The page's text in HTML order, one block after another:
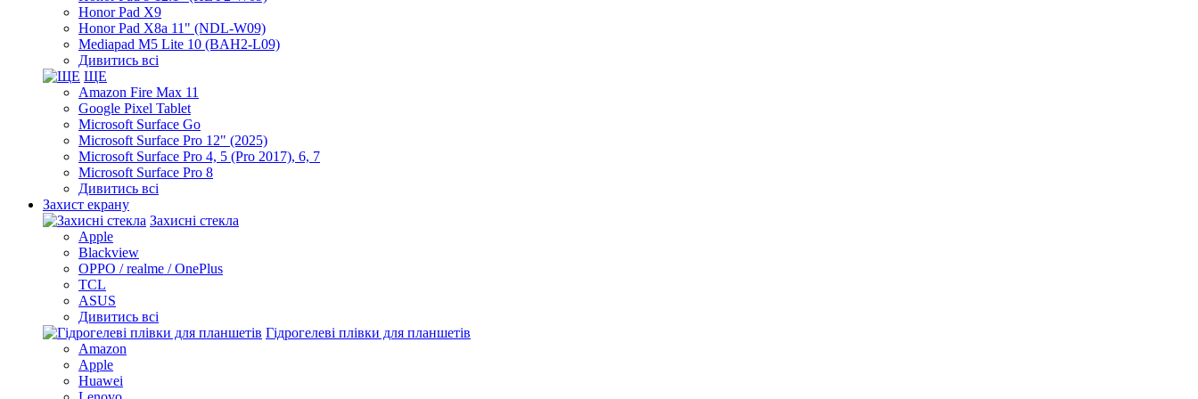
Honor Pad X9
Honor Pad X8a 11" (NDL-W09)
Mediapad M5 Lite 10 (BAH2-L09)
Дивитись всі
ЩЕ
Amazon Fire Max 11
Google Pixel Tablet
Microsoft Surface Go
Microsoft Surface Pro 12" (2025)
Microsoft Surface Pro 4, 5 (Pro 2017), 6, 7
Microsoft Surface Pro 8
Дивитись всі
Захист екрану
Захисні стекла
Apple
Blackview
OPPO / realme / OnePlus
TCL
ASUS
Дивитись всі
Гідрогелеві плівки для планшетів
Amazon
Apple
Huawei